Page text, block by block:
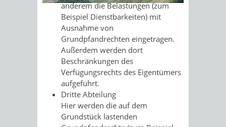
anderem die Belastungen (zum
Beispiel Dienstbarkeiten) mit
Ausnahme von
Grundpfandrechten eingetragen.
Außerdem werden dort
Beschränkungen des
Verfügungsrechts des Eigentümers
aufgeführt.
Dritte Abteilung
Hier werden die auf dem
Grundstück lastenden